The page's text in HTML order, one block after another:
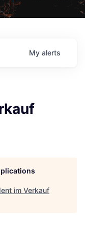
My alerts
im Verkauf